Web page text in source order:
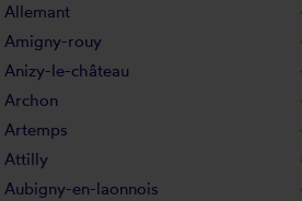
Allemant
Amigny-rouy
Anizy-le-château
Archon
Artemps
Attilly
Aubigny-en-laonnois